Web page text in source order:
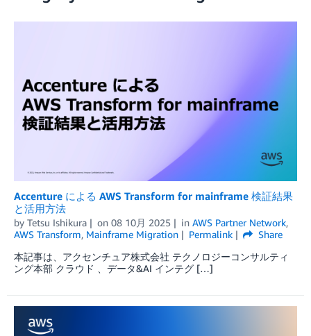
エディション
Accenture による AWS Transform for mainframe 検証結果
と活用方法
by Tetsu Ishikura on 08 10月 2025 in AWS Partner Network,
AWS Transform, Mainframe Migration Permalink
Share
本記事は、アクセンチュア株式会社 テクノロジーコンサルティ
ング本部 クラウド 、データ&AI インテグ […]